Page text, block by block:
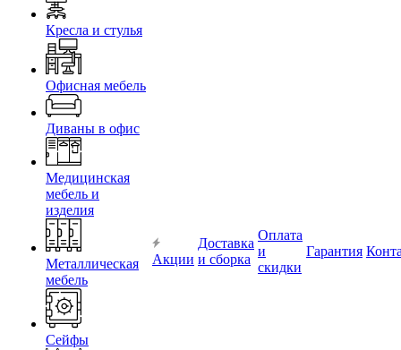
Кресла и стулья
Офисная мебель
Диваны в офис
Медицинская
мебель и
изделия
Металлическая
мебель
Сейфы
Акции
Доставка
и сборка
Оплата
и
скидки
Гарантия